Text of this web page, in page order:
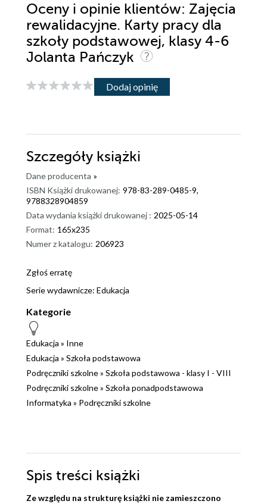
Oceny i opinie klientów: Zajęcia
rewalidacyjne. Karty pracy dla
szkoły podstawowej, klasy 4-6
Jolanta Pańczyk
Dodaj opinię
Szczegóły książki
Dane producenta »
ISBN Książki drukowanej: 978-83-289-0485-9,
9788328904859
Data wydania książki drukowanej : 2025-05-14
Format: 165x235
Numer z katalogu: 206923
Zgłoś erratę
Serie wydawnicze: Edukacja
Kategorie
Edukacja » Inne
Edukacja » Szkoła podstawowa
Podręczniki szkolne» Szkoła podstawowa - klasy I - VIII
Podręczniki szkolne» Szkoła ponadpodstawowa
Informatyka » Podręczniki szkolne
Spis treści książki
Ze względu na strukturę książki nie zamieszczono